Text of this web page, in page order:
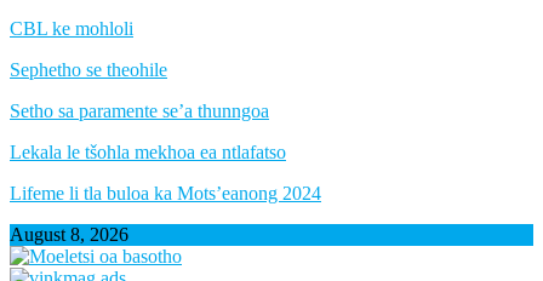
CBL ke mohloli
Sephetho se theohile
Setho sa paramente se’a thunngoa
Lekala le tšohla mekhoa ea ntlafatso
Lifeme li tla buloa ka Mots’eanong 2024
August 8, 2026